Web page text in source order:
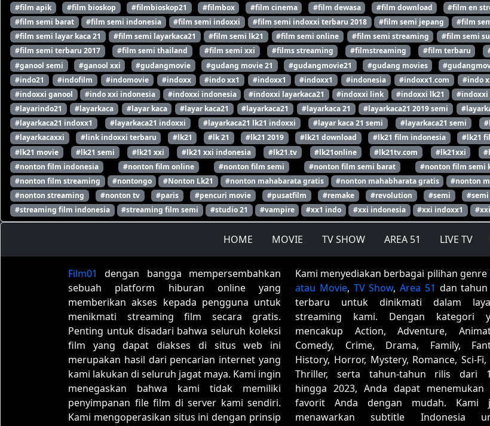
#film apik
#film bioskop #filmbioskop21 #filmbox #film cinema #film dewasa #film download #film en
#film semi barat
#film semi indonesia #film semi indoxxi #film semi indoxxi terbaru 2018 #film semi jepang #film
#film semi layar kaca 21
#film semi layarkaca21 #film semi lk21 #film semi online #film semi streaming #film semi
#film semi terbaru 2017
#film semi thailand #film semi xxi #films streaming #filmstreaming #film terbaru
#ganool semi
#ganool xxi #gudangmovie #gudang movie 21 #gudangmovie21 #gudang movies
#indo21
#indofilm #indomovie #indoxx #indo xx1 #indoxx1 #indoxx1 #indonesia #indoxx1.com #indo
#indoxxi ganool
#indo xxi indonesia #indoxxi indonesia #indoxxi layarkaca21 #indoxxi link #indoxxi lk21 #indoxxi
#layarindo21
#layarkaca #layar kaca #layar kaca21 #layarkaca21 #layarkaca 21 #layarkaca21 2019 semi
#layarkaca21 indoxx1
#layarkaca21 indoxxi #layarkaca21 lk21 indoxxi #layar kaca 21 semi #layarkaca21 semi
#layarkacaxxi
#link indoxxi terbaru #lk21 #lk 21 #lk21 2019 #lk21 download #lk21 film indonesia #lk21
#lk21 movie
#lk21 semi #lk21 xxi #lk21 xxi indonesia #lk21.tv #lk21online #lk21tv.com #lk21xxi
#nonton film indonesia
#nonton film online #nonton film semi #nonton film semi barat #nonton film semi
#nonton film streaming
#nontongo #Nonton Lk21 #nonton mahabarata gratis #nonton mahabharata gratis #nonton
#nonton streaming
#nonton tv #paris #pencuri movie #pusatfilm #remake #revolution #semi
#streaming film indonesia
#streaming film semi #studio 21 #vampire #xx1 indo #xxi indonesia #xxi indoxx1
HOME MOVIE TV SHOW AREA 51 LIVE TV
Film01
dengan bangga mempersembahkan
sebuah platform hiburan online yang
memberikan akses kepada pengguna untuk
menikmati streaming film secara gratis.
Penting untuk disadari bahwa seluruh koleksi
film yang dapat diakses di situs web ini
merupakan hasil dari pencarian internet yang
kami lakukan di seluruh jagat maya. Kami ingin
menegaskan bahwa kami tidak memiliki
penyimpanan file film di server kami sendiri.
Kami mengoperasikan situs ini dengan prinsip
Kami menyediakan berbagai pilihan genre
atau Movie, TV Show, Area 51 dan
terbaru untuk dinikmati dalam
streaming kami. Dengan kategori
mencakup Action, Adventure,
Comedy, Crime, Drama, Family,
History, Horror, Mystery, Romance, Sci-Fi,
Thriller, serta tahun-tahun rilis dari
hingga 2023, Anda dapat menemukan
favorit Anda dengan mudah. Kami
menawarkan subtitle Indonesia